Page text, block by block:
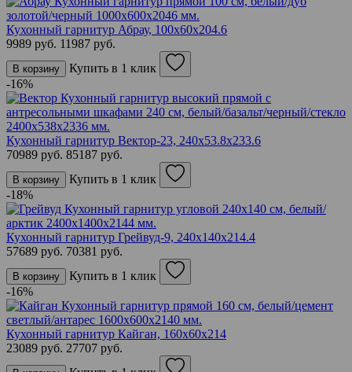
Кухонный гарнитур Абрау, 100х60х204.6
9989 руб. 11987 руб.
В корзину
Купить в 1 клик
-16%
Кухонный гарнитур Вектор-23, 240х53.8х233.6
70989 руб. 85187 руб.
В корзину
Купить в 1 клик
-18%
Кухонный гарнитур Грейвуд-9, 240х140х214.4
57689 руб. 70381 руб.
В корзину
Купить в 1 клик
-16%
Кухонный гарнитур Кайган, 160х60х214
23089 руб. 27707 руб.